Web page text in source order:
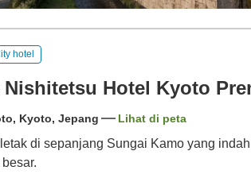
hotel
Nishitetsu Hotel Kyoto
Kyoto, Jepang Lihat di peta
di sepanjang Sungai Kamo yang